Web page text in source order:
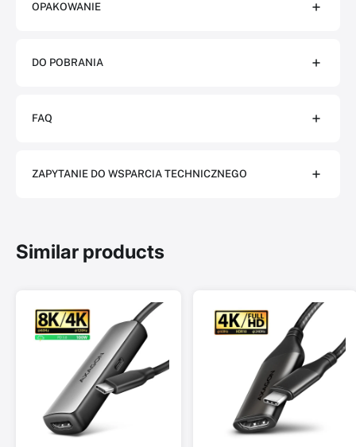
OPAKOWANIE
DO POBRANIA
FAQ
ZAPYTANIE DO WSPARCIA TECHNICZNEGO
Similar products